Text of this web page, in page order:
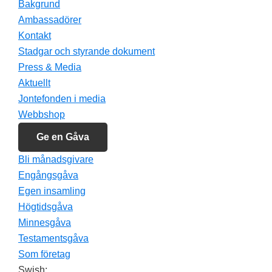
Bakgrund
Ambassadörer
Kontakt
Stadgar och styrande dokument
Press & Media
Aktuellt
Jontefonden i media
Webbshop
Ge en Gåva
Bli månadsgivare
Engångsgåva
Egen insamling
Högtidsgåva
Minnesgåva
Testamentsgåva
Som företag
Swish:
Footer
Stöd oss
Familjestöd